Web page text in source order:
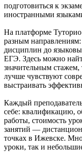
подготовиться к
иностранными
На платформе
разным
дисциплин до
ЕГЭ. Здесь можно
значительным
лучше чувствуют
выстраивать
Каждый
себе: квалификацию,
работы, стоимость
занятий —
точках в Ижевске.
уроки, так и